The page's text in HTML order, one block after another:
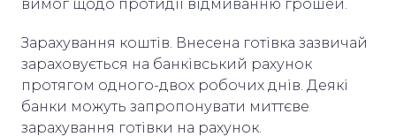
вимог щодо протидії відмиванню грошей.
Зарахування коштів. Внесена готівка зазвичай
зараховується на банківський рахунок
протягом одного-двох робочих днів. Деякі
банки можуть запропонувати миттєве
зарахування готівки на рахунок.